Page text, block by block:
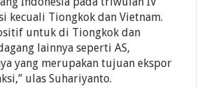
kecuali Tiongkok dan Vietnam.
untuk di Tiongkok dan
lainnya seperti AS,
yang merupakan tujuan ekspor
ulas Suhariyanto.